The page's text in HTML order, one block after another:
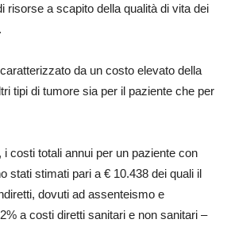
risorse a scapito della qualità di vita dei
da un costo elevato della
tipi di tumore sia per il paziente che per
costi totali annui per un paziente con
stati stimati pari a € 10.438 dei quali il
dovuti ad assenteismo e
a costi diretti sanitari e non sanitari –